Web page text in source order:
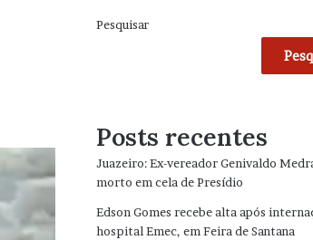
Pesquisar
Posts recentes
Juazeiro: Ex-vereador Genivaldo
morto em cela de Presídio
Edson Gomes recebe alta após
hospital Emec, em Feira de Santana